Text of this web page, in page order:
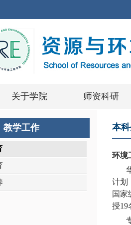
关于学院 师资科研
教学工作 本
环境
华
计划
国家
授19
专